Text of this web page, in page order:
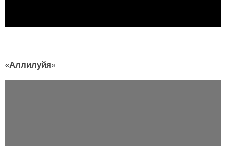
«Аллилуйя»